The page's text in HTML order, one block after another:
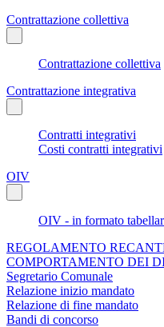
Contrattazione collettiva
Contrattazione collettiva
Contrattazione integrativa
Contratti integrativi
Costi contratti integrativi
OIV
OIV - in formato
REGOLAMENTO
COMPORTAMENTO DEI
Segretario Comunale
Relazione inizio mandato
Relazione di fine mandato
Bandi di concorso